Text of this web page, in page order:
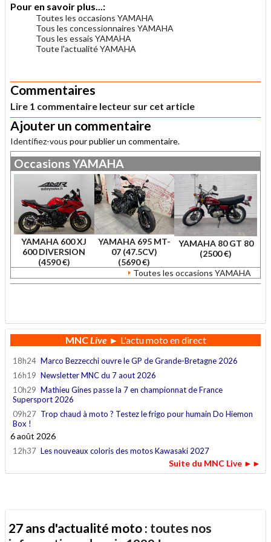
Pour en savoir plus...:
Toutes les occasions YAMAHA
Tous les concessionnaires YAMAHA
Tous les essais YAMAHA
Toute l'actualité YAMAHA
Commentaires
Lire 1 commentaire lecteur sur cet article
Ajouter un commentaire
Identifiez-vous pour publier un commentaire.
OccasionsYAMAHA
YAMAHA 600 XJ
600 DIVERSION
(4590 €)
YAMAHA 695 MT-
07 (47.5CV)
(5690 €)
YAMAHA 80 GT 80
(2500 €)
Toutes les occasions YAMAHA
MNCLive► L'actu moto en direct
18h24 Marco Bezzecchi ouvre le GP de Grande-Bretagne 2026
16h19 Newsletter MNC du 7 aout 2026
10h29 Mathieu Gines passe la 7 en championnat de France
Supersport 2026
09h27 Trop chaud à moto ? Testez le frigo pour humain Do Hiemon
Box !
6 août 2026
12h37 Les nouveaux coloris des motos Kawasaki 2027
Suite du MNC Live ►►
27 ans d'actualité moto : toutes nos